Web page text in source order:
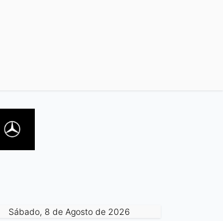
Sábado, 8 de Agosto de 2026